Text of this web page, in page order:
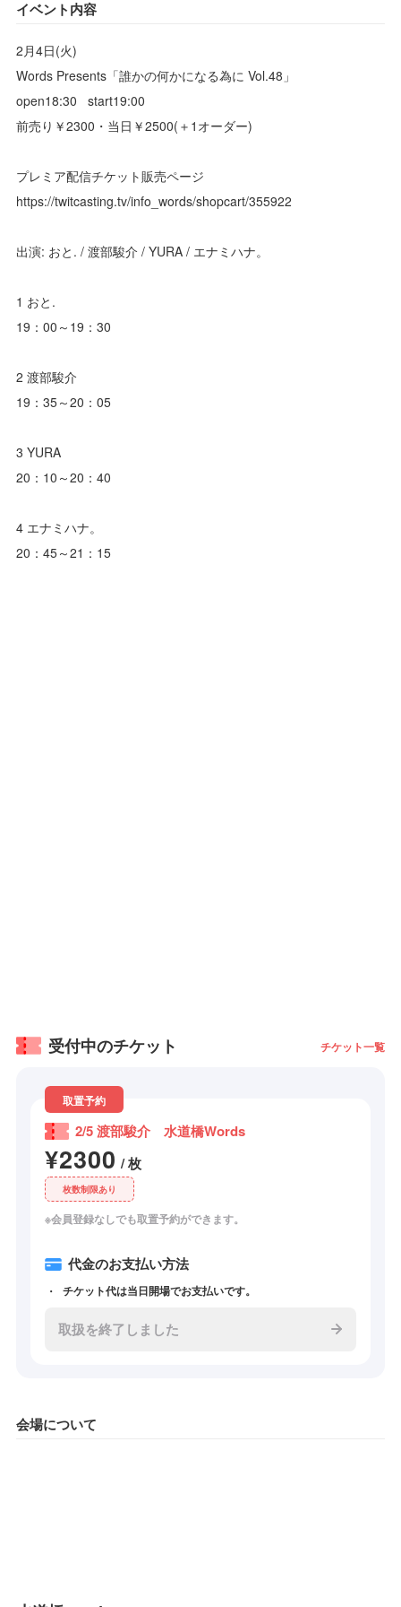
イベント内容
2月4日(火)
Words Presents「誰かの何かになる為に Vol.48」
open18:30 start19:00
前売り￥2300・当日￥2500(＋1オーダー)
プレミア配信チケット販売ページ
https://twitcasting.tv/info_words/shopcart/355922
出演: おと. / 渡部駿介 / YURA / エナミハナ。
1 おと.
19：00～19：30
2 渡部駿介
19：35～20：05
3 YURA
20：10～20：40
4 エナミハナ。
20：45～21：15
受付中のチケット チケット一覧
取置予約
2/5 渡部駿介 水道橋Words
¥2300 / 枚
枚数制限あり
※会員登録なしでも取置予約ができます。
代金のお支払い方法
チケット代は当日開場でお支払いです。
取扱を終了しました
会場について